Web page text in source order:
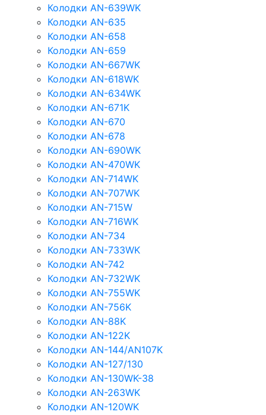
Колодки AN-639WK
Колодки AN-635
Колодки AN-658
Колодки AN-659
Колодки AN-667WK
Колодки AN-618WK
Колодки AN-634WK
Колодки AN-671K
Колодки AN-670
Колодки AN-678
Колодки AN-690WK
Колодки AN-470WK
Колодки AN-714WK
Колодки AN-707WK
Колодки AN-715W
Колодки AN-716WK
Колодки AN-734
Колодки AN-733WK
Колодки AN-742
Колодки AN-732WK
Колодки AN-755WK
Колодки AN-756K
Колодки AN-88K
Колодки AN-122K
Колодки AN-144/AN107K
Колодки AN-127/130
Колодки AN-130WK-38
Колодки AN-263WK
Колодки AN-120WK